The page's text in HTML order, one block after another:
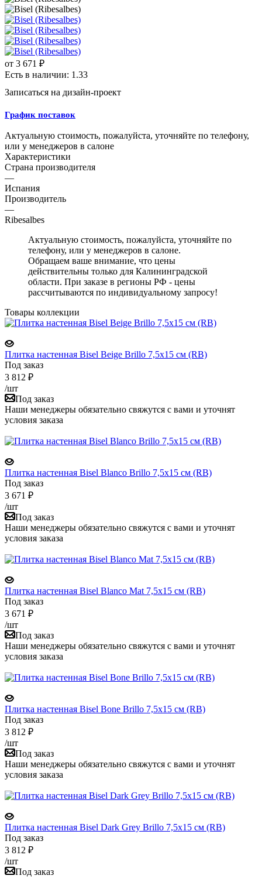
от 3 671 ₽
Есть в наличии: 1.33
Записаться на дизайн-проект
График поставок
Актуальную стоимость, пожалуйста, уточняйте по телефону,
или у менеджеров в салоне
Характеристики
Страна производителя
—
Испания
Производитель
—
Ribesalbes
Актуальную стоимость, пожалуйста, уточняйте по
телефону, или у менеджеров в салоне.
Обращаем ваше внимание, что цены
действительны только для Калининградской
области. При заказе в регионы РФ - цены
рассчитываются по индивидуальному запросу!
Товары коллекции
Плитка настенная Bisel Beige Brillo 7,5x15 см (RB)
Под заказ
3 812 ₽
/шт
Под заказ
Наши менеджеры обязательно свяжутся с вами и уточнят
условия заказа
Плитка настенная Bisel Blanco Brillo 7,5x15 см (RB)
Под заказ
3 671 ₽
/шт
Под заказ
Наши менеджеры обязательно свяжутся с вами и уточнят
условия заказа
Плитка настенная Bisel Blanco Mat 7,5x15 см (RB)
Под заказ
3 671 ₽
/шт
Под заказ
Наши менеджеры обязательно свяжутся с вами и уточнят
условия заказа
Плитка настенная Bisel Bone Brillo 7,5x15 см (RB)
Под заказ
3 812 ₽
/шт
Под заказ
Наши менеджеры обязательно свяжутся с вами и уточнят
условия заказа
Плитка настенная Bisel Dark Grey Brillo 7,5x15 см (RB)
Под заказ
3 812 ₽
/шт
Под заказ